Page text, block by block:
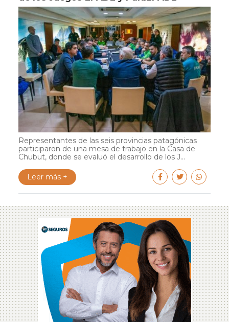
Representantes de las seis provincias patagónicas
participaron de una mesa de trabajo en la Casa de
Chubut, donde se evaluó el desarrollo de los J...
Leer más +